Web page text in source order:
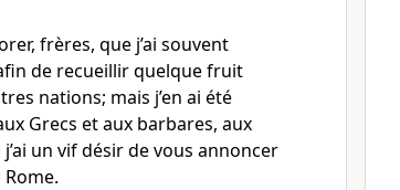
frères, que j’ai souvent
de recueillir quelque fruit
nations; mais j’en ai été
Grecs et aux barbares, aux
j’ai un vif désir de vous annoncer
Rome.